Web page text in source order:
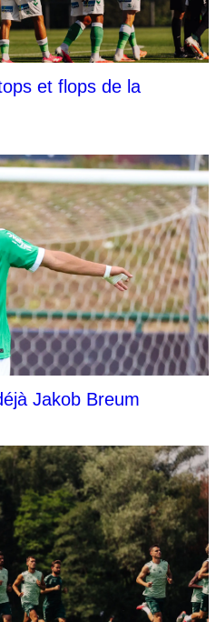
et flops de la
Jakob Breum